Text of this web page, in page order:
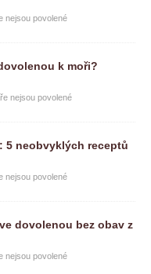
nejsou povolené
k moři?
nejsou povolené
5 neobvyklých receptů
nejsou povolené
dovolenou bez obav z
nejsou povolené